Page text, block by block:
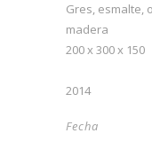
Gres, esmalte,
madera
200 x 300 x 150
2014
Fecha